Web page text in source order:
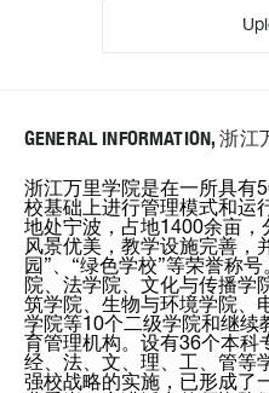
GENERAL INFORMATION, 浙
浙江万里学院是在一所具有
校基础上进行管理模式和运
地处宁波，占地1400余亩，
风景优美，教学设施完善，
园”、“绿色学校”等荣誉称
院、法学院、文化与传播学
筑学院、生物与环境学院、
学院等10个二级学院和继续
育管理机构。设有36个本科
经、法、文、理、工、管等
强校战略的实施，已形成了